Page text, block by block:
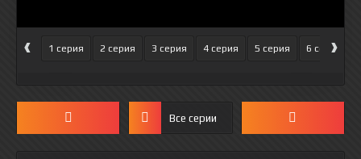
‹ 1 серия 2 серия 3 серия 4 серия 5 серия 6 серия
›
Все серии